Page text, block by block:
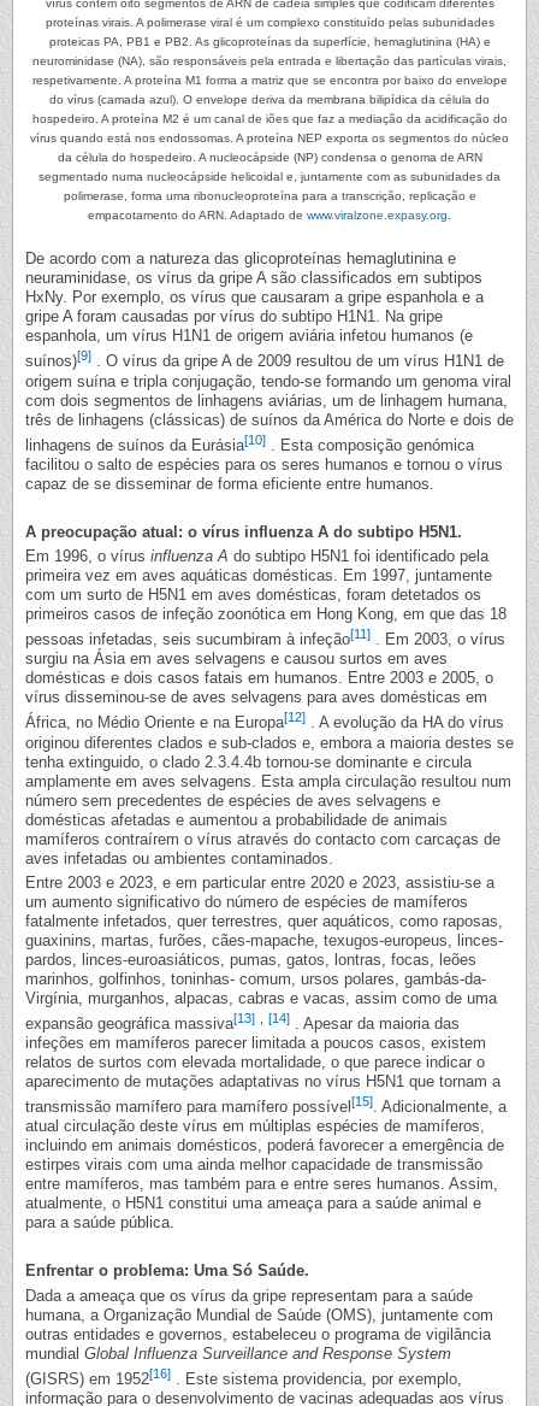
vírus contém oito segmentos de ARN de cadeia simples que codificam diferentes
proteínas virais. A polimerase viral é um complexo constituído pelas subunidades
proteicas PA, PB1 e PB2. As glicoproteínas da superfície, hemaglutinina (HA) e
neurominidase (NA), são responsáveis pela entrada e libertação das partículas virais,
respetivamente. A proteína M1 forma a matriz que se encontra por baixo do envelope
do vírus (camada azul). O envelope deriva da membrana bilipídica da célula do
hospedeiro. A proteína M2 é um canal de iões que faz a mediação da acidificação do
vírus quando está nos endossomas. A proteína NEP exporta os segmentos do núcleo
da célula do hospedeiro. A nucleocápside (NP) condensa o genoma de ARN
segmentado numa nucleocápside helicoidal e, juntamente com as subunidades da
polimerase, forma uma ribonucleoproteína para a transcrição, replicação e
empacotamento do ARN. Adaptado de www.viralzone.expasy.org
De acordo com a natureza das glicoproteínas hemaglutinina e
neuraminidase, os vírus da gripe A são classificados em subtipos
HxNy. Por exemplo, os vírus que causaram a gripe espanhola e a
gripe A foram causadas por vírus do subtipo H1N1. Na gripe
espanhola, um vírus H1N1 de origem aviária infetou humanos (e
suínos)[9] . O vírus da gripe A de 2009 resultou de um vírus H1N1 de
origem suína e tripla conjugação, tendo-se formando um genoma viral
com dois segmentos de linhagens aviárias, um de linhagem humana,
três de linhagens (clássicas) de suínos da América do Norte e dois de
linhagens de suínos da Eurásia[10]
. Esta composição genómica
facilitou o salto de espécies para os seres humanos e tornou o vírus
capaz de se disseminar de forma eficiente entre humanos.
A preocupação atual: o vírus influenza A do subtipo H5N1.
Em 1996, o vírus influenza A do subtipo H5N1 foi identificado pela
primeira vez em aves aquáticas domésticas. Em 1997, juntamente
com um surto de H5N1 em aves domésticas, foram detetados os
primeiros casos de infeção zoonótica em Hong Kong, em que das 18
pessoas infetadas, seis sucumbiram à infeção[11] . Em 2003, o vírus
surgiu na Ásia em aves selvagens e causou surtos em aves
domésticas e dois casos fatais em humanos. Entre 2003 e 2005, o
vírus disseminou-se de aves selvagens para aves domésticas em
África, no Médio Oriente e na Europa[12] . A evolução da HA do vírus
originou diferentes clados e sub-clados e, embora a maioria destes se
tenha extinguido, o clado 2.3.4.4b tornou-se dominante e circula
amplamente em aves selvagens. Esta ampla circulação resultou num
número sem precedentes de espécies de aves selvagens e
domésticas afetadas e aumentou a probabilidade de animais
mamíferos contraírem o vírus através do contacto com carcaças de
aves infetadas ou ambientes contaminados.
Entre 2003 e 2023, e em particular entre 2020 e 2023, assistiu-se a
um aumento significativo do número de espécies de mamíferos
fatalmente infetados, quer terrestres, quer aquáticos, como raposas,
guaxinins, martas, furões, cães-mapache, texugos-europeus, linces-
pardos, linces-euroasiáticos, pumas, gatos, lontras, focas, leões
marinhos, golfinhos, toninhas- comum, ursos polares, gambás-da-
Virgínia, murganhos, alpacas, cabras e vacas, assim como de uma
expansão geográfica massiva[13] [14] . Apesar da maioria das
infeções em mamíferos parecer limitada a poucos casos, existem
relatos de surtos com elevada mortalidade, o que parece indicar o
aparecimento de mutações adaptativas no vírus H5N1 que tornam a
transmissão mamífero para mamífero possível [15]. Adicionalmente, a
atual circulação deste vírus em múltiplas espécies de mamíferos,
incluindo em animais domésticos, poderá favorecer a emergência de
estirpes virais com uma ainda melhor capacidade de transmissão
entre mamíferos, mas também para e entre seres humanos. Assim,
atualmente, o H5N1 constitui uma ameaça para a saúde animal e
para a saúde pública.
Enfrentar o problema: Uma Só Saúde.
Dada a ameaça que os vírus da gripe representam para a saúde
humana, a Organização Mundial de Saúde (OMS), juntamente com
outras entidades e governos, estabeleceu o programa de vigilância
mundial Global Influenza Surveillance and Response System
(GISRS) em 1952[16]
. Este sistema providencia, por exemplo,
informação para o desenvolvimento de vacinas adequadas aos vírus